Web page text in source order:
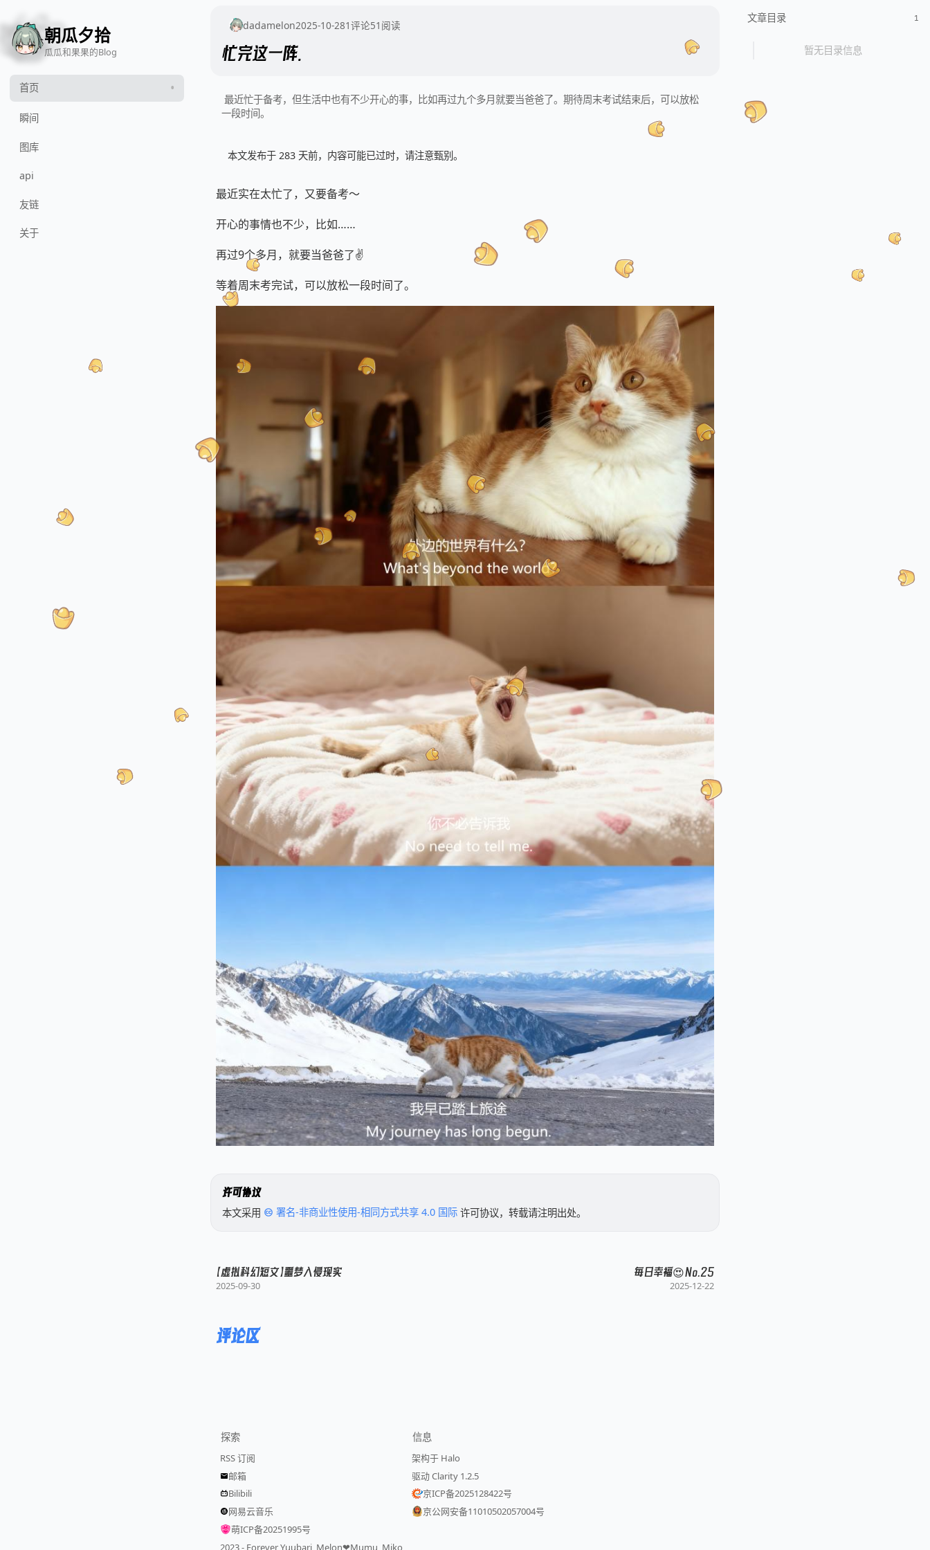
🍎
🍉朝瓜夕拾
瓜瓜和果果的Blog
首页
瞬间
图库
api
友链
关于
dadamelon2025-10-281评论51 阅读
忙完这一阵…
最近忙于备考，但生活中也有不少开心的事，比如再过九个多月就要当爸爸了。期待周末考试结束后，可以放松
一段时间。
本文发布于 283 天前，内容可能已过时，请注意甄别。
最近实在太忙了，又要备考～
开心的事情也不少，比如……
再过9个多月，就要当爸爸了✌️
等着周末考完试，可以放松一段时间了。
许可协议
本文采用 署名-非商业性使用-相同方式共享 4.0 国际 许可协议，转载请注明出处。
【虚拟科幻短文】噩梦入侵现实
2025-09-30
每日幸福😍No.25
2025-12-22
评论区
探索
RSS 订阅
邮箱
Bilibili
网易云音乐
萌ICP备20251995号
2023 - Forever Yuubari_Melon❤Mumu_Miko
信息
架构于 Halo
驱动 Clarity 1.2.5
京ICP备2025128422号
京公网安备11010502057004号
文章目录 1
暂无目录信息